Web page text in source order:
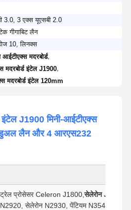
3.0, 3 एक्स यूएसबी 2.0
गीगाबिट लैन
10, लिनक्स
आईटीएक्स मदरबोर्ड,
मदरबोर्ड इंटेल J1900
मदरबोर्ड इंटेल 120mm
J1900 मिनी-आईटीएक्स
डुअल लैन और 4 आरएस232
प्रोसेसर Celeron J1800,सेलेरोन J1900
सेलेरोन N2930, पेंटियम N3540